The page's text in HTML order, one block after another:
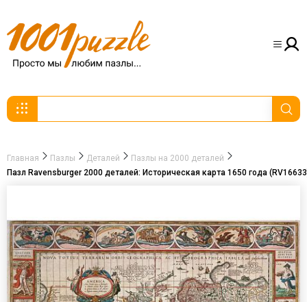
Главная Пазлы Деталей
Пазлы на 2000 деталей
Пазл Ravensburger 2000 деталей: Историческая карта 1650 года